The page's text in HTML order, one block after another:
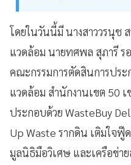
โดยในวันนี้มี นางสาววรนุช
แวดล้อม นายทศพล สุภารี ร
คณะกรรมการตัดสินการปร
แวดล้อม สำนักงานเขต 50
ประกอบด้วย WasteBuy
Up Waste รากดิน เติมใจฟู๊ด
มูลนิธิมือวิเศษ และเครือข่า